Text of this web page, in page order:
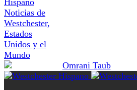
Noticias de
Westchester,
Estados
Unidos y el
Mundo